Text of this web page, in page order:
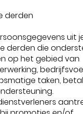
derden
uit
derden die
op het gebied van
taken,
ondersteuning.